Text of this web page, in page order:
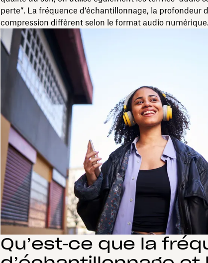
perte”. La fréquence d’échantillonnage, la profondeur
compression diffèrent selon le format audio numérique.
Qu’est‑ce que la